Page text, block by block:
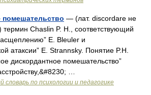
помешательство — (лат. discordare не
термин Chaslin P. H., соответствующий
E. Bleuler и
атаксии” E. Strannsky. Понятие P.H.
дискордантное помешательство”
…
словарь по психологии и педагогике